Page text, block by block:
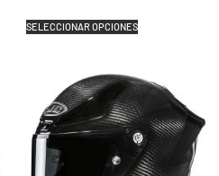
SELECCIONAR OPCIONES